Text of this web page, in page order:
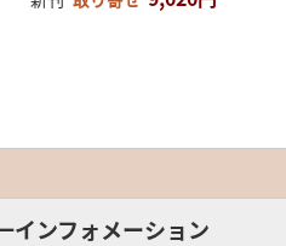
インフォメーション